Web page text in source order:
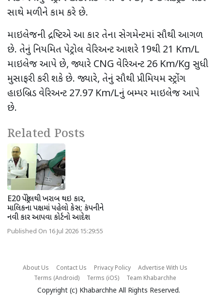
સાથે મળીને કામ કરે છે.
માઇલેજની દ્રષ્ટિએ આ કાર તેના સેગમેન્ટમાં સૌથી આગળ
છે. તેનું નિયમિત પેટ્રોલ વેરિઅન્ટ આશરે 19થી 21 Km/L
માઇલેજ આપે છે, જ્યારે CNG વેરિઅન્ટ 26 Km/Kg સુધી
મુસાફરી કરી શકે છે. જ્યારે, તેનું સૌથી પ્રીમિયમ સ્ટ્રોંગ
હાઇબ્રિડ વેરિઅન્ટ 27.97 Km/Lનું બમ્પર માઇલેજ આપે
છે.
Related Posts
E20 પેટ્રોલથી ખરાબ થઇ કાર,
માલિકના પક્ષમાં પહેલો કેસ; કંપનીને
નવી કાર આપવા કોર્ટનો આદેશ
Published On 16 Jul 2026 15:29:55
About Us Contact Us Privacy Policy
Advertise With Us
Terms (Android)
Terms (iOS) Team Khabarchhe
Copyright (c) Khabarchhe All Rights Reserved.